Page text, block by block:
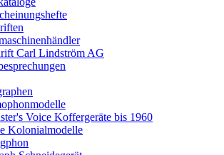
Carl Lindström AG
Voice Koffergeräte bis 1960
Kolonialmodelle